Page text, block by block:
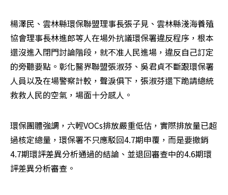
楊澤民、雲林縣環保聯盟理事長張子見、雲林縣淺海養殖
協會理事長林進郎等人在場外抗議環保署違反程序，根本
還沒進入閉門討論階段，就不准人民進場，違反自己訂定
的旁聽要點。彰化醫界聯盟張淑芬、吳君貞不斷跟環保署
人員以及在場警察計較，聲淚俱下，張淑芬還下跪請總統
救救人民的空氣，場面十分感人。
環保團體強調，六輕VOCs排放嚴重低估，實際排放量已超
過核定總量，環保署不只應駁回4.7期申覆，而是要撤銷
4.7期環評差異分析通過的結論、並退回審查中的4.6期環
評差異分析審查。